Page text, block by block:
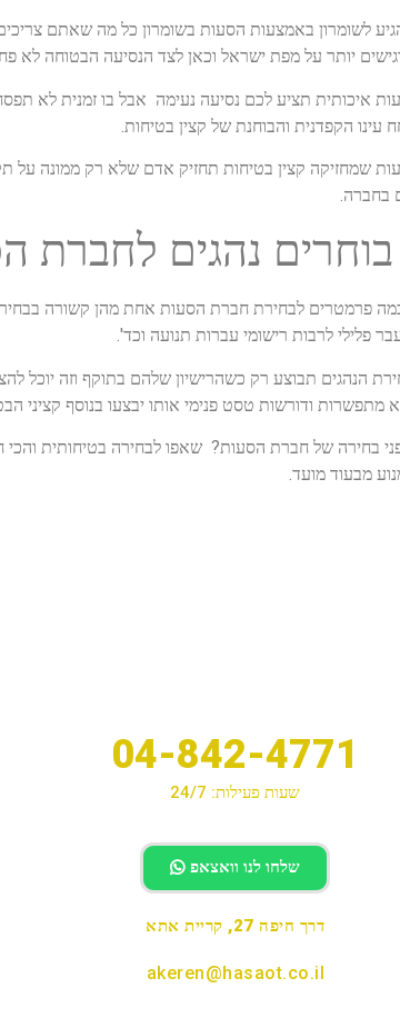
לשומרון באמצעות הסעות בשומרון כל מה שאתם
יותר על מפת ישראל וכאן לצד הנסיעה הבטוחה
איכותית תציע לכם נסיעה נעימה אבל בו זמנית לא
עינו הקפדנית והבוחנת של קצין בטיחות.
שמחזיקה קצין בטיחות תחזיק אדם שלא רק ממונה על
בחברה.
נהגים לחברת
פרמטרים לבחירת חברת הסעות אחת מהן קשורה בבחירת
פלילי לרבות רישומי עברות תנועה וכד'.
הנהגים תבוצע רק כשהרישיון שלהם בתוקף וזה יוכל
ודורשות טסט פנימי אותו יבצעו בנוסף קציני
בחירה של חברת הסעות? שאפו לבחירה בטיחותית
מבעוד מועד.
04-842-4771
שעות פעילות: 24/7
שלחו לנו וואצאפ
דרך חיפה 27, קריית אתא
akeren@hasaot.co.il